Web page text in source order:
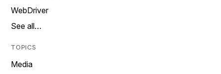
WebDriver
See all…
TOPICS
Media